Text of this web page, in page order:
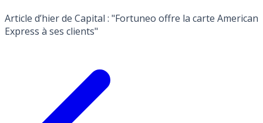
Article d’hier de Capital : "Fortuneo offre la carte American
Express à ses clients"